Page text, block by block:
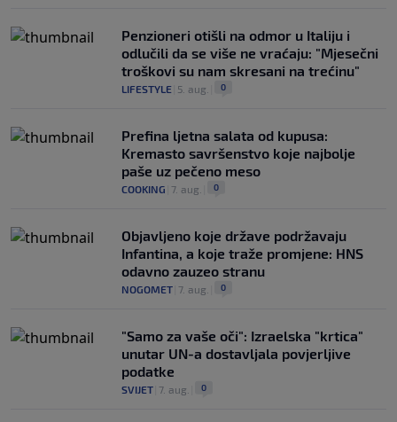
Penzioneri otišli na odmor u Italiju i
odlučili da se više ne vraćaju: "Mjesečni
troškovi su nam skresani na trećinu"
LIFESTYLE 5. aug. 0
Prefina ljetna salata od kupusa:
Kremasto savršenstvo koje najbolje
paše uz pečeno meso
COOKING 7. aug. 0
Objavljeno koje države podržavaju
Infantina, a koje traže promjene: HNS
odavno zauzeo stranu
NOGOMET 7. aug. 0
"Samo za vaše oči": Izraelska "krtica"
unutar UN-a dostavljala povjerljive
podatke
SVIJET 7. aug. 0